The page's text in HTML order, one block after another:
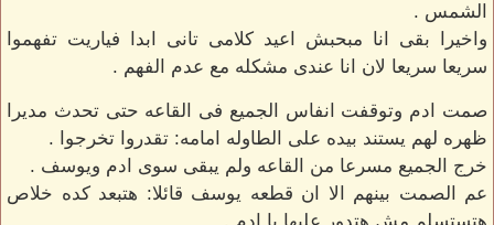
الشمس .
واخيرا بقى انا مبحبش اعيد كلامى تانى ابدا فياريت تفهموا
سريعا سريعا لان انا عندى مشكله مع عدم الفهم .
صمت ادم وتوقفت انفاس الجميع فى القاعه حتى تحدث مديرا
ظهره لهم يستند بيده على الطاوله امامه: تقدروا تخرجوا .
خرج الجميع مسرعا من القاعه ولم يبقى سوى ادم ويوسف .
عم الصمت بينهم الا ان قطعه يوسف قائلا: هتبعد كده خلاص